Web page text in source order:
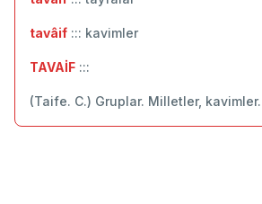
tavâif ::: kavimler
TAVAİF :::
(Taife. C.) Gruplar. Milletler,